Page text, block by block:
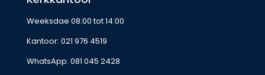
Weeksdae 08:00 tot 14:00
Kantoor: 021 976 4519
WhatsApp: 081 045 2428